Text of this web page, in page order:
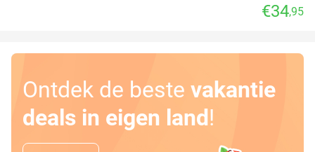
€34,95
Ontdek de beste vakantie
deals in eigen land!